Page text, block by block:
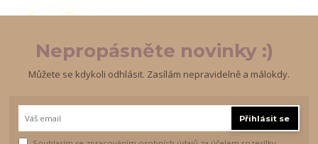
Nepropásněte novinky :)
Můžete se kdykoli odhlásit. Zasílám nepravidelně a málokdy.
Přihlásit se